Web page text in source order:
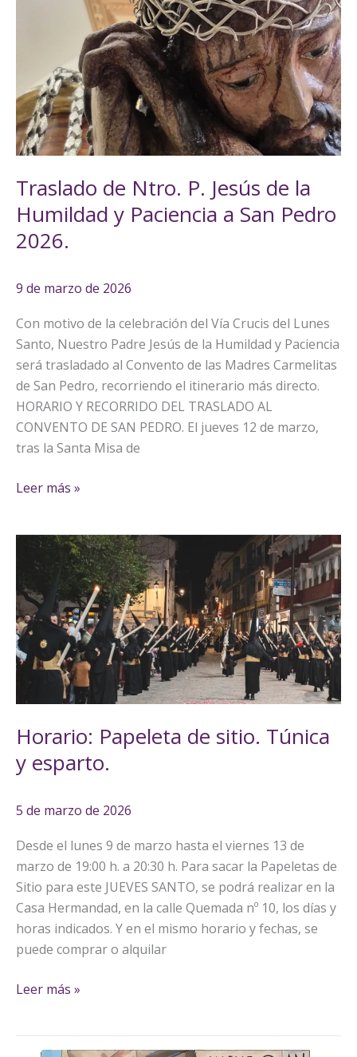
Traslado de Ntro. P. Jesús de la
Humildad y Paciencia a San Pedro
2026.
9 de marzo de 2026
Con motivo de la celebración del Vía Crucis del Lunes
Santo, Nuestro Padre Jesús de la Humildad y Paciencia
será trasladado al Convento de las Madres Carmelitas
de San Pedro, recorriendo el itinerario más directo.
HORARIO Y RECORRIDO DEL TRASLADO AL
CONVENTO DE SAN PEDRO. El jueves 12 de marzo,
tras la Santa Misa de
Jesús
de
la
Humildad
y
Paciencia
San
Pedro
Leer más »
Horario: Papeleta de sitio. Túnica
y esparto.
5 de marzo de 2026
Desde el lunes 9 de marzo hasta el viernes 13 de
marzo de 19:00 h. a 20:30 h. Para sacar la Papeletas de
Sitio para este JUEVES SANTO, se podrá realizar en la
Casa Hermandad, en la calle Quemada nº 10, los días y
horas indicados. Y en el mismo horario y fechas, se
puede comprar o alquilar
Horario:
Papeleta
de
sitio.
Túnica
y
esparto.
Leer más »
Ilustración